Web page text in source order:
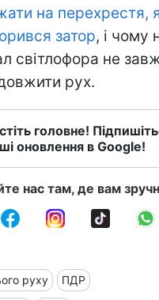
на перехрестя,
затор, і чому
світлофора не
рух.
головне!
оновлення в Google!
нас там, де вам
руху ПДР